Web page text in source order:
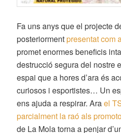
Fa uns anys que el projecte
posteriormentpresentat com
promet enormes beneficis
destrucció segura del nostre
espai que a hores d’ara és
curiosos i esportistes… Un
ens ajuda a respirar. Arael
parcialment la raó als
de La Mola torna a penjar